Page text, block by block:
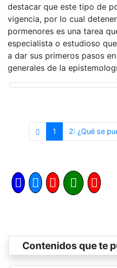
destacar que este tipo de
vigencia, por lo cual
pormenores es una tarea
especialista o estudioso
a dar sus primeros pasos
generales de la
1 2: ¿Qué se
Contenidos que te